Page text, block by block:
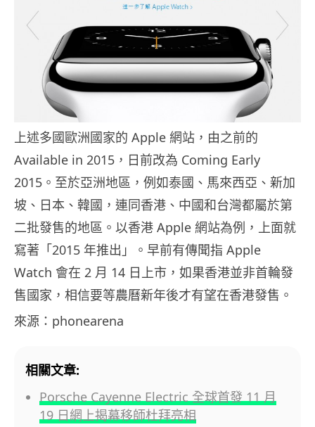
上述多國歐洲國家的 Apple 網站，由之前的
Available in 2015，日前改為 Coming Early
2015。至於亞洲地區，例如泰國、馬來西亞、新加
坡、日本、韓國，連同香港、中國和台灣都屬於第
二批發售的地區。以香港 Apple 網站為例，上面就
寫著「2015 年推出」。早前有傳聞指 Apple
Watch 會在 2 月 14 日上市，如果香港並非首輪發
售國家，相信要等農曆新年後才有望在香港發售。
來源：phonearena
相關文章:
Porsche Cayenne Electric 全球首發 11 月
19 日網上揭幕移師杜拜亮相